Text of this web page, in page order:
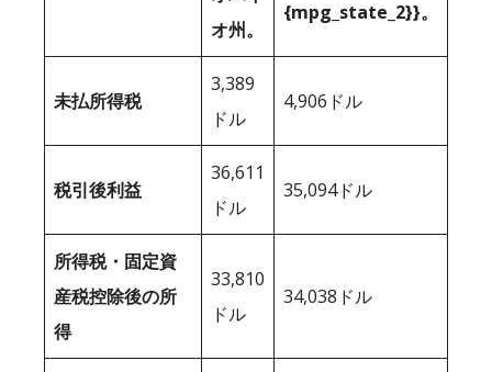
オ州。
{mpg_state_2}}。
未払所得税
3,389
ドル
4,906ドル
税引後利益
36,611
ドル
35,094ドル
所得税・固定資
産税控除後の所
得
33,810
ドル
34,038ドル